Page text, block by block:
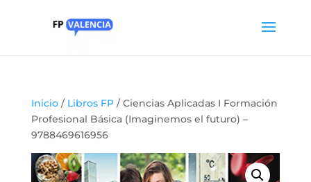
Inicio/ Libros FP/ Ciencias Aplicadas I Formación
Profesional Básica (Imaginemos el futuro) –
9788469616956